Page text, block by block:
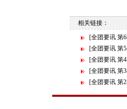
相关链接：
[全团要讯 第
[全团要讯 第
[全团要讯 第
[全团要讯 第
[全团要讯 第